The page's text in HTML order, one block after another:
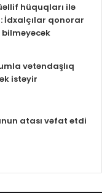
hüquqları ilə
İdxalçılar qonorar
vətəndaşlıq
istəyir
atası vəfat etdi